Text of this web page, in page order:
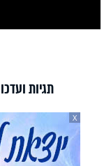
תגיות
X